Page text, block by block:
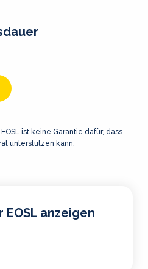
ist keine Garantie dafür, dass
unterstützen kann.
anzeigen